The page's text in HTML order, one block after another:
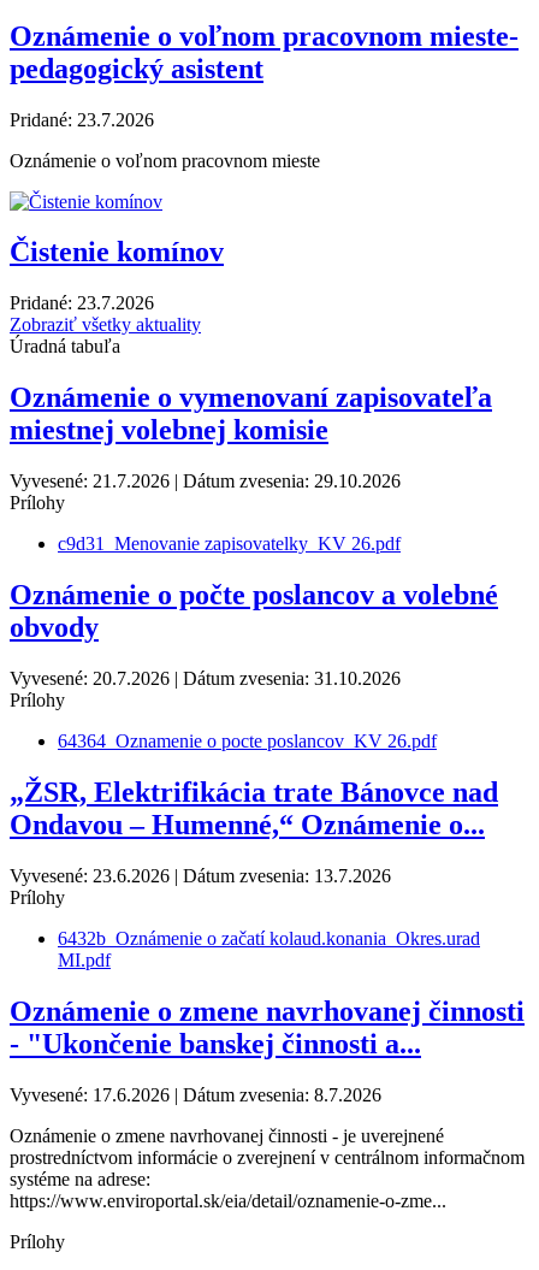
Oznámenie o voľnom pracovnom mieste-
pedagogický asistent
Pridané: 23.7.2026
Oznámenie o voľnom pracovnom mieste
Čistenie komínov
Pridané: 23.7.2026
Zobraziť všetky aktuality
Úradná tabuľa
Oznámenie o vymenovaní zapisovateľa
miestnej volebnej komisie
Vyvesené: 21.7.2026 | Dátum zvesenia: 29.10.2026
Prílohy
c9d31_Menovanie zapisovatelky_KV 26.pdf
Oznámenie o počte poslancov a volebné
obvody
Vyvesené: 20.7.2026 | Dátum zvesenia: 31.10.2026
Prílohy
64364_Oznamenie o pocte poslancov_KV 26.pdf
„ŽSR, Elektrifikácia trate Bánovce nad
Ondavou – Humenné,“ Oznámenie o...
Vyvesené: 23.6.2026 | Dátum zvesenia: 13.7.2026
Prílohy
6432b_Oznámenie o začatí kolaud.konania_Okres.urad
MI.pdf
Oznámenie o zmene navrhovanej činnosti
- "Ukončenie banskej činnosti a...
Vyvesené: 17.6.2026 | Dátum zvesenia: 8.7.2026
Oznámenie o zmene navrhovanej činnosti - je uverejnené
prostredníctvom informácie o zverejnení v centrálnom informačnom
systéme na adrese:
https://www.enviroportal.sk/eia/detail/oznamenie-o-zme...
Prílohy